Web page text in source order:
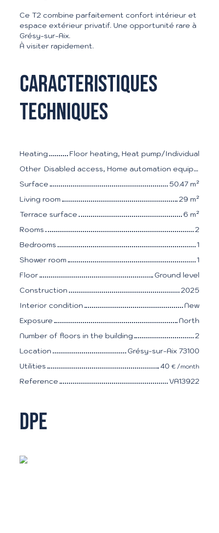
Ce T2 combine parfaitement confort intérieur et
espace extérieur privatif. Une opportunité rare à
Grésy-sur-Aix.
À visiter rapidement.
Caracteristiques
techniques
Heating
Floor heating, Heat pump/Individual
Other
Disabled access, Home automation equipment, Fiber optic Internet, Electric shutters
Surface
50.47 m²
Living room
29 m²
Terrace surface
6 m²
Rooms
2
Bedrooms
1
Shower room
1
Floor
Ground level
Construction
2025
Interior condition
New
Exposure
North
Number of floors in the building
2
Location
Grésy-sur-Aix 73100
Utilities
40 € /month
Reference VA13922
DPE